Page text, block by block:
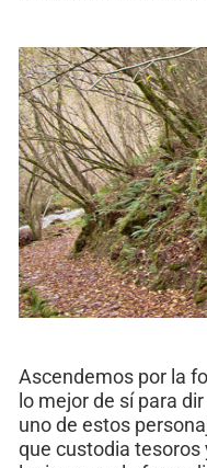
Ascendemos por la
lo mejor de sí para
uno de estos
que custodia tesoros